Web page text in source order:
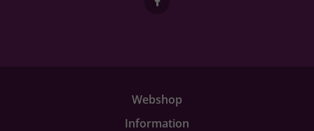
Webshop
Information